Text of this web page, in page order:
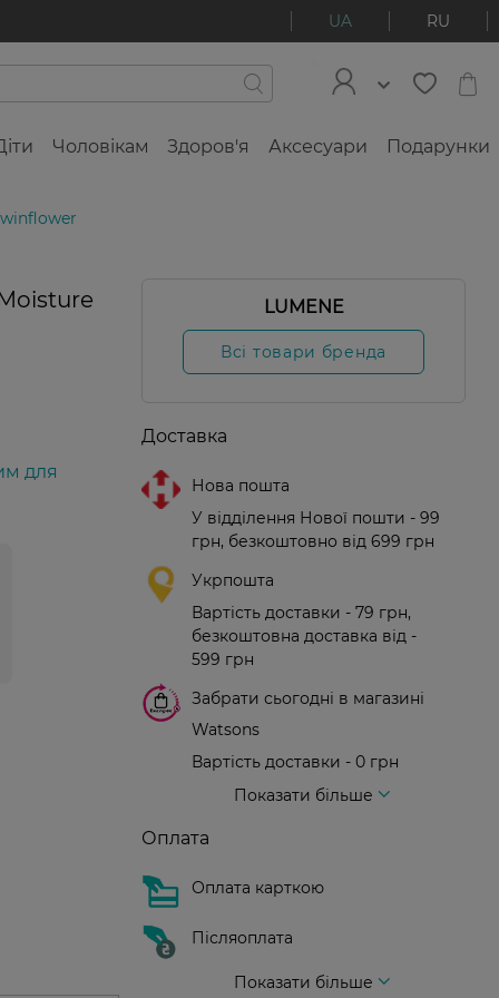
UA RU
Чоловікам Здоров'я Аксесуари Подарунки
для
LUMENE
Всі товари бренда
Доставка
Нова пошта
У відділення Нової пошти - 99
грн, безкоштовно від 699 грн
Укрпошта
Вартість доставки - 79 грн,
безкоштовна доставка від -
599 грн
Забрати сьогодні в магазині
Watsons
Вартість доставки - 0 грн
Показати більше
Оплата
Оплата карткою
Післяоплата
Показати більше